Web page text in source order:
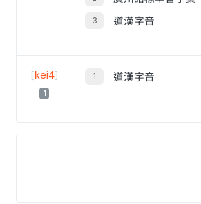
道漢字音
[kei4]
1
道漢字音